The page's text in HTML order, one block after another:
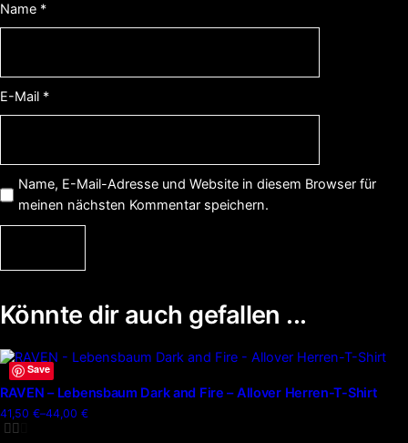
Name *
E-Mail *
Name, E-Mail-Adresse und Website in diesem Browser für
meinen nächsten Kommentar speichern.
Könnte dir auch gefallen ...
Save
RAVEN – Lebensbaum Dark and Fire – Allover Herren-T-Shirt
41,50 €–44,00 €
Preisspanne:
41,50 €
Dieses
Produkt
weist
mehrere